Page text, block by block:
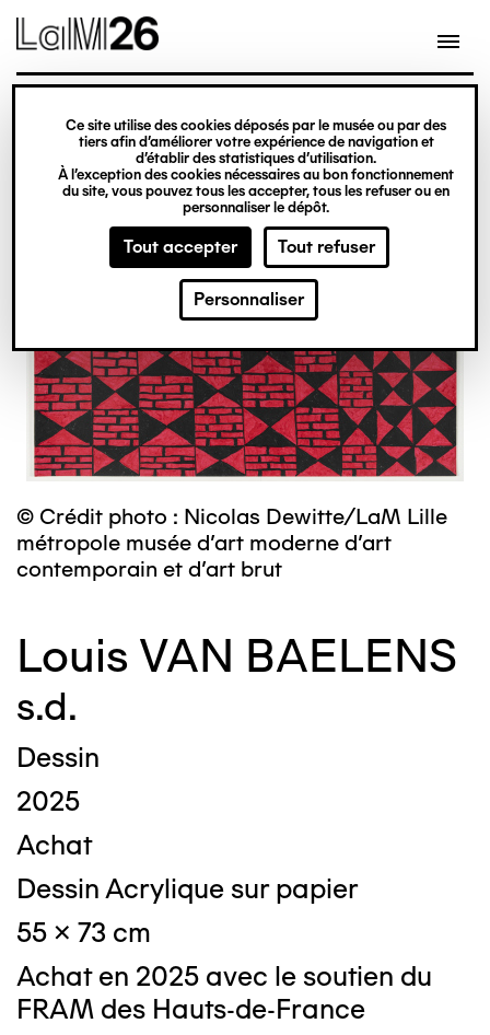
Gestion des cookies
Ce site utilise des cookies déposés par le musée ou par des
tiers afin d’améliorer votre expérience de navigation et
d’établir des statistiques d’utilisation.
À l’exception des cookies nécessaires au bon fonctionnement
du site, vous pouvez tous les accepter, tous les refuser ou en
personnaliser le dépôt.
Tout accepter Tout refuser
Personnaliser
contenu
© Crédit photo : Nicolas Dewitte/LaM Lille
métropole musée d’art moderne d’art
contemporain et d’art brut
Louis VAN BAELENS
s.d.
Dessin
2025
Achat
Dessin Acrylique sur papier
55 x 73 cm
Achat en 2025 avec le soutien du
FRAM des Hauts-de-France